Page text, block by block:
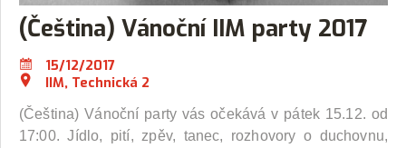
(Čeština) Vánoční IIM party 2017
15/12/2017
IIM, Technická 2
(Čeština) Vánoční party vás očekává v pátek 15.12. od
17:00. Jídlo, pití, zpěv, tanec, rozhovory o duchovnu,